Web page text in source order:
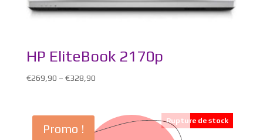
HP EliteBook 2170p
€269,90 – €328,90
Promo !
Rupture de stock